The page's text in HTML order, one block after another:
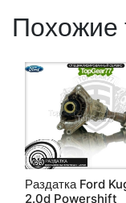
Похожие
Раздатка Ford
2.0d Powershift